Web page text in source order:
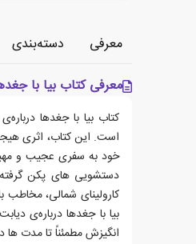
معرفی دسته‌بندی
معرفی کتاب بیا با
کتاب بیا با جغدها
است. این کتاب، اثری
خود به سفری عجیب و
دستشویی های پکن گرفته
کارولینای شمالی،
بیا با جغدها درباره‌ی
انگیزش مطمئناً تا مدت ها